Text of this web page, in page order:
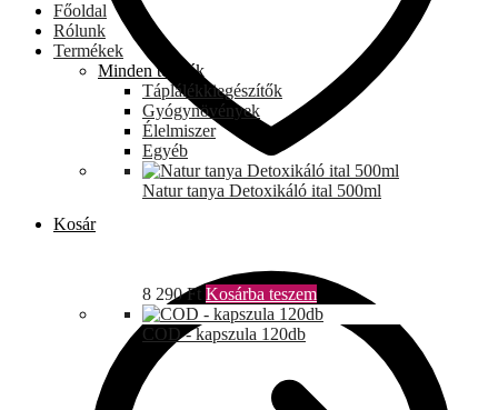
Kosár
Főoldal
Rólunk
Termékek
Minden termék
Táplálékkiegészítők
Gyógynövények
Élelmiszer
Egyéb
Natur tanya Detoxikáló ital 500ml
8 290Ft Kosárba teszem
COD - kapszula 120db